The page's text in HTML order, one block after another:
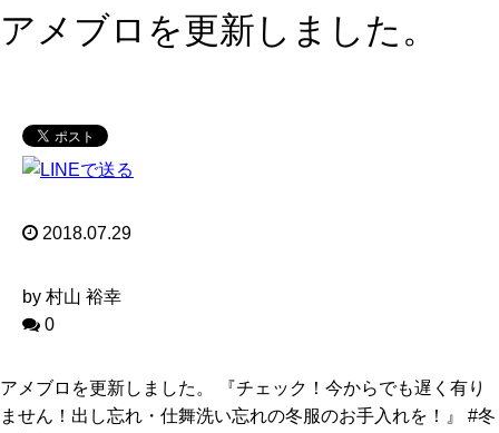
アメブロを更新しました。
2018.07.29
by 村山 裕幸
0
アメブロを更新しました。 『チェック！今からでも遅く有り
ません！出し忘れ・仕舞洗い忘れの冬服のお手入れを！』 #冬